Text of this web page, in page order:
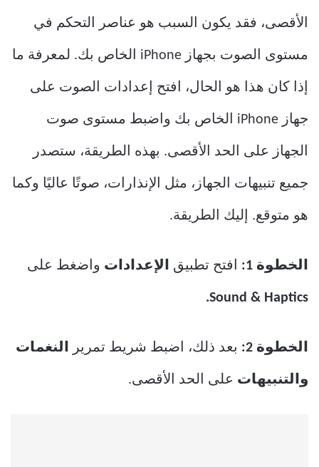
الأقصى، فقد يكون السبب هو عناصر التحكم في
مستوى الصوت بجهاز iPhone الخاص بك. لمعرفة ما
إذا كان هذا هو الحال، افتح إعدادات الصوت على
جهاز iPhone الخاص بك واضبط مستوى صوت
الجهاز على الحد الأقصى. بهذه الطريقة، ستصدر
جميع تنبيهات الجهاز، مثل الإنذارات، صوتًا عاليًا وكما
هو متوقع. إليك الطريقة.
الخطوة 1: افتح تطبيق الإعدادات واضغط على
Sound & Haptics.
الخطوة 2: بعد ذلك، اضبط شريط تمرير النغمات
والتنبيهات على الحد الأقصى.